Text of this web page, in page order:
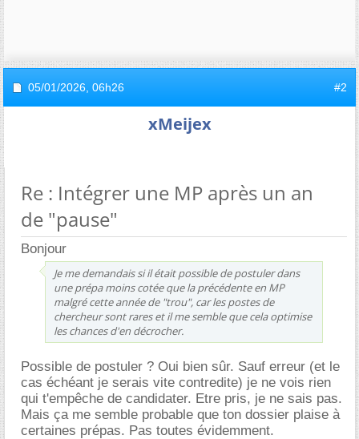
05/01/2026, 06h26 #2
xMeijex
Re : Intégrer une MP après un an
de "pause"
Bonjour
Je me demandais si il était possible de postuler dans
une prépa moins cotée que la précédente en MP
malgré cette année de "trou", car les postes de
chercheur sont rares et il me semble que cela optimise
les chances d'en décrocher.
Possible de postuler ? Oui bien sûr. Sauf erreur (et le
cas échéant je serais vite contredite) je ne vois rien
qui t'empêche de candidater. Etre pris, je ne sais pas.
Mais ça me semble probable que ton dossier plaise à
certaines prépas. Pas toutes évidemment.